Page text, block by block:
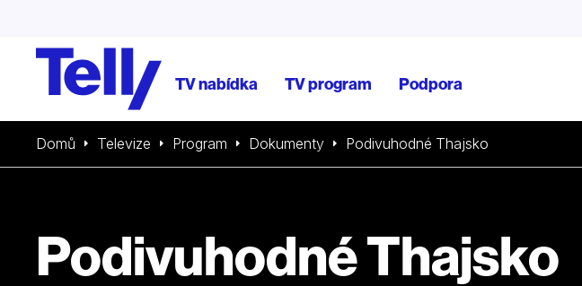
TV nabídka TV program Podpora
Domů Televize Program Dokumenty Podivuhodné Thajsko
Podivuhodné Thajsko